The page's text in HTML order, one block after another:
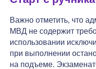
Важно отметить, что
МВД не содержит
использовании
при выполнении
на подъеме.